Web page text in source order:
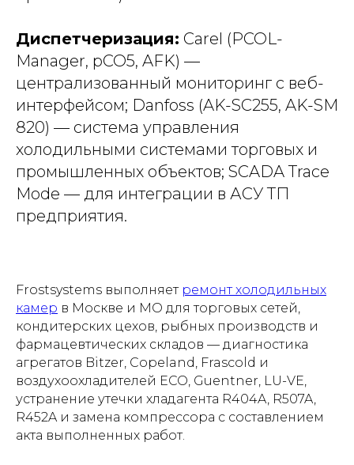
Диспетчеризация: Carel (PCOL-
Manager, pCO5, AFK) —
централизованный мониторинг с веб-
интерфейсом; Danfoss (AK-SC255, AK-SM
820) — система управления
холодильными системами торговых и
промышленных объектов; SCADA Trace
Mode — для интеграции в АСУ ТП
предприятия.
Frostsystems выполняет ремонт холодильных
камер в Москве и МО для торговых сетей,
кондитерских цехов, рыбных производств и
фармацевтических складов — диагностика
агрегатов Bitzer, Copeland, Frascold и
воздухоохладителей ECO, Guentner, LU-VE,
устранение утечки хладагента R404A, R507A,
R452A и замена компрессора с составлением
акта выполненных работ.